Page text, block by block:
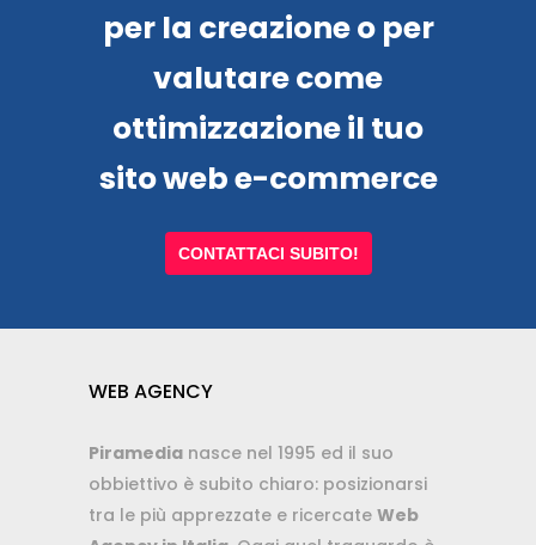
per la creazione o per
valutare come
ottimizzazione il tuo
sito web e-commerce
CONTATTACI SUBITO!
WEB AGENCY
Piramedia nasce nel 1995 ed il suo
obbiettivo è subito chiaro: posizionarsi
tra le più apprezzate e ricercate Web